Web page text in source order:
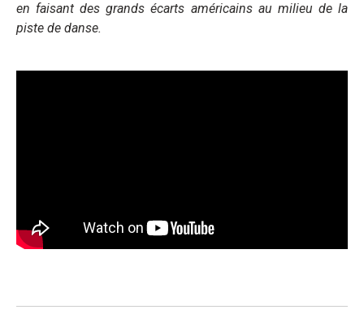
en faisant des grands écarts américains au milieu de la
piste de danse.